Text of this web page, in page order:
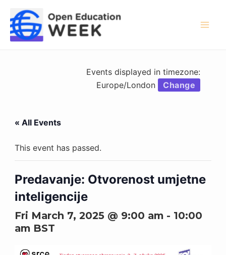
content
Events displayed in timezone:
Europe/London
Change
« All Events
This event has passed.
Predavanje: Otvorenost umjetne
inteligencije
Fri March 7, 2025 @ 9:00 am- 10:00
amBST